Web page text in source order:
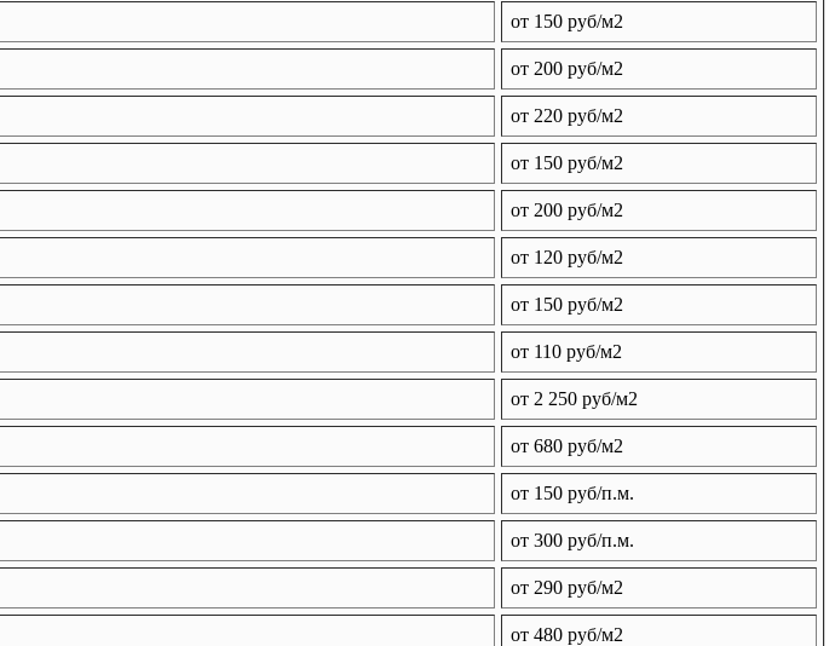
от 150 руб/м2
от 200 руб/м2
от 220 руб/м2
от 150 руб/м2
от 200 руб/м2
от 120 руб/м2
от 150 руб/м2
от 110 руб/м2
от 2 250 руб/м2
от 680 руб/м2
от 150 руб/п.м.
от 300 руб/п.м.
от 290 руб/м2
от 480 руб/м2